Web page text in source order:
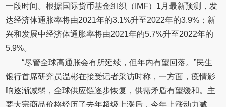
一段时间。根据国际货币基金组织（IMF）1月最新预测，发
达经济体通胀率将由2021年的3.1%升至2022年的3.9%；新
兴和发展中经济体通胀率将由2021年的5.7%升至2022年的
5.9%。
“尽管全球高通胀会有所延续，但年内有望回落。”民生
银行首席研究员温彬在接受记者采访时称，一方面，疫情影
响逐渐减弱，全球供应链逐步恢复，供需矛盾有望缓和。主
要大宗商品价格经历了去年超级上涨后，今年上涨动力减